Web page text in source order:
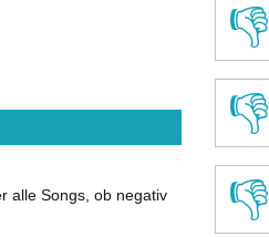
👎
👎
👎
alle Songs, ob negativ